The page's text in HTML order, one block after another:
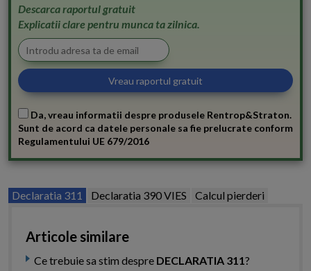
Descarca raportul gratuit
Explicatii clare pentru munca ta zilnica.
Da, vreau informatii despre produsele Rentrop&Straton.
Sunt de acord ca datele personale sa fie prelucrate conform
Regulamentului UE 679/2016
Declaratia 311 Declaratia 390 VIES Calcul pierderi
Articole similare
Ce trebuie sa stim despre DECLARATIA 311?